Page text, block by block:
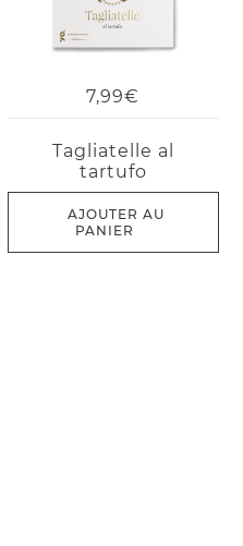
7,99€
Tagliatelle al
tartufo
AJOUTER AU
PANIER